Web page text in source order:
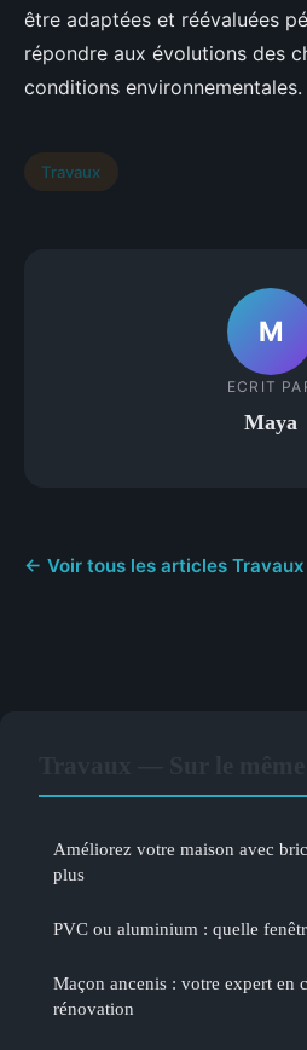
être adaptées et réévaluées
répondre aux évolutions des
conditions environnementales.
Travaux
M
ECRIT
Maya
← Voir tous les articles Travaux
Améliorez votre maison avec
plus
PVC ou aluminium : quelle
Maçon ancenis : votre expert en
rénovation